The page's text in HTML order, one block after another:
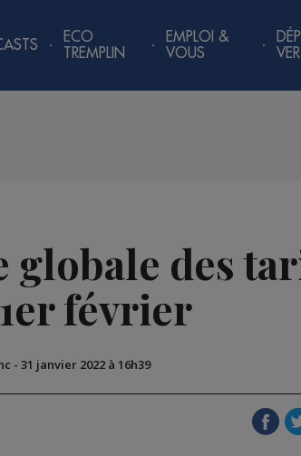
ECO
TREMPLIN
EMPLOI &
VOUS
VERT
globale des
février
- 31 janvier 2022 à 16h39